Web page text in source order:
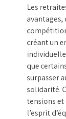
Les
créant un
que
surpasser
solidarité.
tensions et
l’esprit